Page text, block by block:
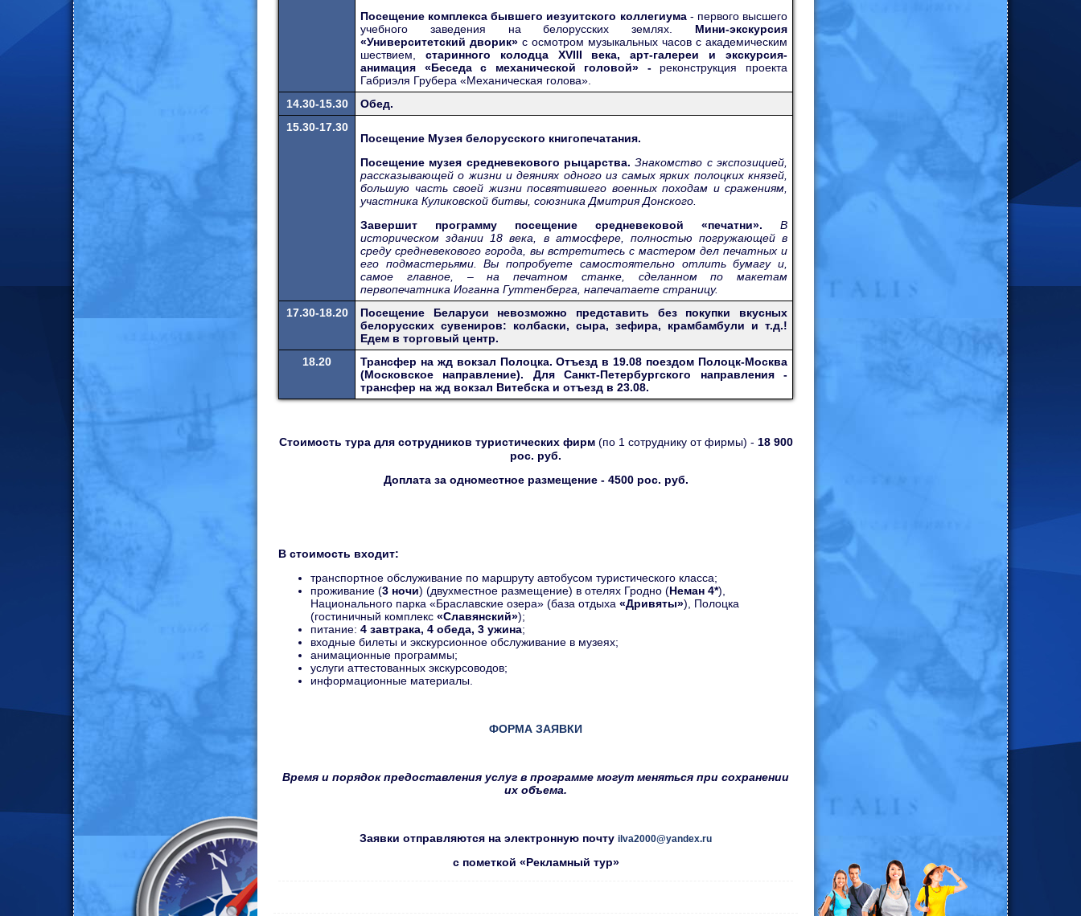
Посещение комплекса бывшего иезуитского коллегиума- первого высшего
учебного заведения на белорусских землях. Мини-экскурсия
«Университетский дворик» с осмотром музыкальных часов с академическим
шествием,
старинного колодца XVIII века, арт-галереи и экскурсия-
анимация «Беседа с механической головой» - реконструкция проекта
Габриэля Грубера «Механическая голова».
14.30-15.30
Обед.
15.30-17.30
Посещение Музея белорусского книгопечатания.
Посещение музея средневекового рыцарства.Знакомство с экспозицией,
рассказывающей о жизни и деяниях одного из самых ярких полоцких князей,
большую часть своей жизни посвятившего военных походам и сражениям,
участника Куликовской битвы, союзника Дмитрия Донского.
Завершит программу посещение средневековой «печатни». В
историческом здании 18 века, в атмосфере, полностью погружающей в
среду средневекового города, вы встретитесь с мастером дел печатных и
его подмастерьями. Вы попробуете самостоятельно отлить бумагу и,
самое главное, – на печатном станке, сделанном по макетам
первопечатника Иоганна Гуттенберга, напечатаете страницу.
17.30-18.20
Посещение Беларуси невозможно представить без покупки вкусных
белорусских сувениров: колбаски, сыра, зефира, крамбамбули и т.д.!
Едем в торговый центр.
18.20
Трансфер на жд вокзал Полоцка. Отъезд в 19.08 поездом Полоцк-Москва
(Московское направление). Для Санкт-Петербургского направления -
трансфер на жд вокзал Витебска и отъезд в 23.08.
Стоимость тура для сотрудников туристических фирм (по 1 сотруднику от фирмы) - 18 900
рос. руб.
Доплата за одноместное размещение - 4500 рос. руб.
В стоимость входит:
транспортное обслуживание по маршруту автобусом туристического класса;
проживание (3 ночи) (двухместное размещение) в отелях Гродно (Неман 4*),
Национального парка «Браславские озера» (база отдыха «Дривяты»), Полоцка
(гостиничный комплекс «Славянский»);
питание: 4 завтрака, 4 обеда, 3 ужина;
входные билеты и экскурсионное обслуживание в музеях;
анимационные программы;
услуги аттестованных экскурсоводов;
информационные материалы.
ФОРМА ЗАЯВКИ
Время и порядок предоставления услуг в программе могут меняться при сохранении
их объема.
Заявки отправляются на электронную почту ilva2000@yandex.ru
с пометкой «Рекламный тур»